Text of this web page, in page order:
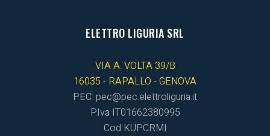
ELETTRO LIGURIA SRL
VIA A. VOLTA 39/B
16035 - RAPALLO - GENOVA
PEC: pec@pec.elettroliguria.it
P.Iva IT01662380995
Cod KUPCRMI